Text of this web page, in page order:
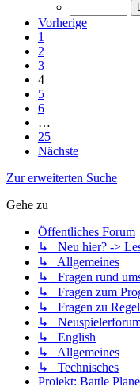
Vorherige
1
2
3
4
5
6
…
25
Nächste
Zur erweiterten Suche
Gehe zu
Öffentliches Forum
↳ Neu hier? ->
↳ Allgemeines
↳ Fragen rund
↳ Fragen zum
↳ Fragen zu
↳
↳ English
↳ Allgemeines
↳ Technisches
Projekt: Battle